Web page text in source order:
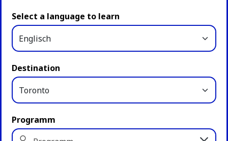
Select a language to learn
Destination
Programm